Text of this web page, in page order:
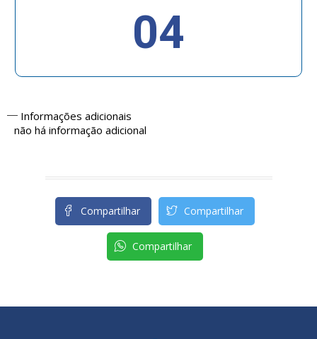
04
Informações adicionais
não há informação adicional
Compartilhar Compartilhar
Compartilhar